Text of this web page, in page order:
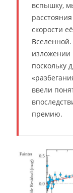
вспышку,
скорости
Вселенной.
изложении
поскольку
ввели
премию.